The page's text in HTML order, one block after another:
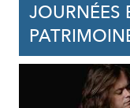
JOURNÉES